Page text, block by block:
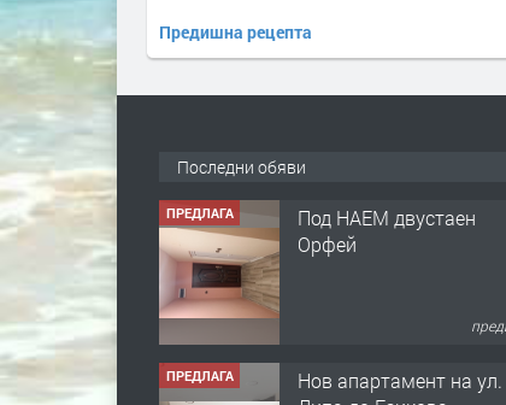
Предишна рецепта
Последни обяви
ПРЕДЛАГА
Под НАЕМ двустаен
Орфей
ПРЕДЛАГА
Нов апартамент на ул.